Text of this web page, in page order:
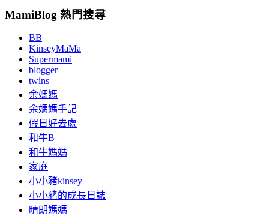
MamiBlog 熱門搜尋
BB
KinseyMaMa
Supermami
blogger
twins
余媽媽
余媽媽手記
假日好去處
和牛B
和牛媽媽
家庭
小小豬kinsey
小小豬的成長日誌
晴朗媽媽